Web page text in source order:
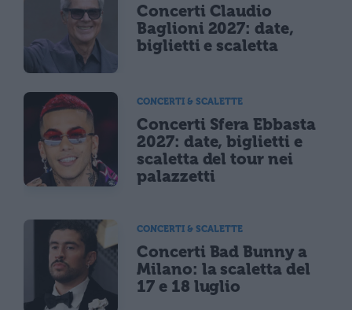
Concerti Claudio
Baglioni 2027: date,
biglietti e scaletta
CONCERTI & SCALETTE
Concerti Sfera Ebbasta
2027: date, biglietti e
scaletta del tour nei
palazzetti
CONCERTI & SCALETTE
Concerti Bad Bunny a
Milano: la scaletta del
17 e 18 luglio